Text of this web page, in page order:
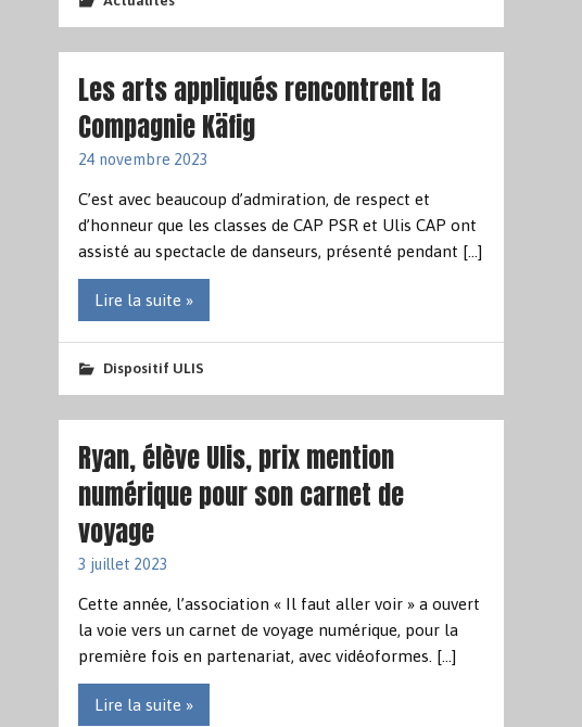
Les arts appliqués rencontrent la
Compagnie Käfig
24 novembre 2023
C’est avec beaucoup d’admiration, de respect et
d’honneur que les classes de CAP PSR et Ulis CAP ont
assisté au spectacle de danseurs, présenté pendant […]
Lire la suite »
Dispositif ULIS
Ryan, élève Ulis, prix mention
numérique pour son carnet de
voyage
3 juillet 2023
Cette année, l’association « Il faut aller voir » a ouvert
la voie vers un carnet de voyage numérique, pour la
première fois en partenariat, avec vidéoformes. […]
Lire la suite »